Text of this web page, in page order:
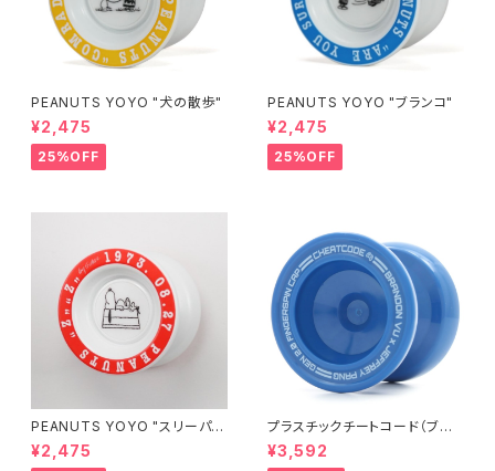
PEANUTS YOYO "犬の散歩"
¥2,475
25%OFF
PEANUTS YOYO "ブランコ"
¥2,475
25%OFF
PEANUTS YOYO "スリーパ
ー"
¥2,475
プラスチックチートコード（ブル
ー）
¥3,592